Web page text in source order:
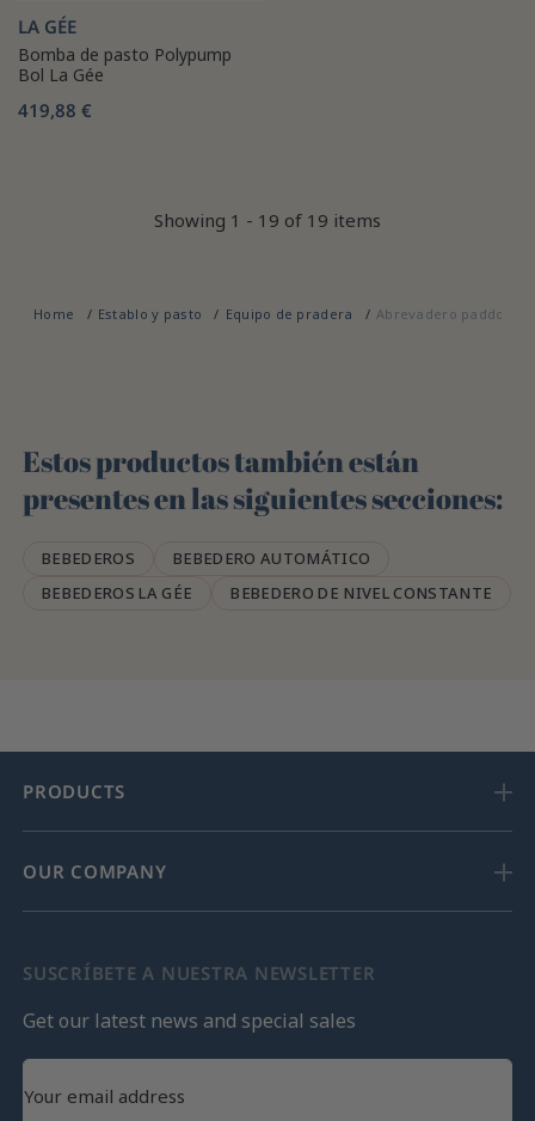
LA GÉE
Bomba de pasto Polypump
Bol La Gée
419,88 €
Showing 1 - 19 of 19 items
Home Establo y pasto Equipo de pradera Abrevadero paddock
Estos productos también están
presentes en las siguientes secciones:
BEBEDEROS
BEBEDERO AUTOMÁTICO
BEBEDEROS LA GÉE
BEBEDERO DE NIVEL CONSTANTE
PRODUCTS
OUR COMPANY
SUSCRÍBETE A NUESTRA NEWSLETTER
Get our latest news and special sales